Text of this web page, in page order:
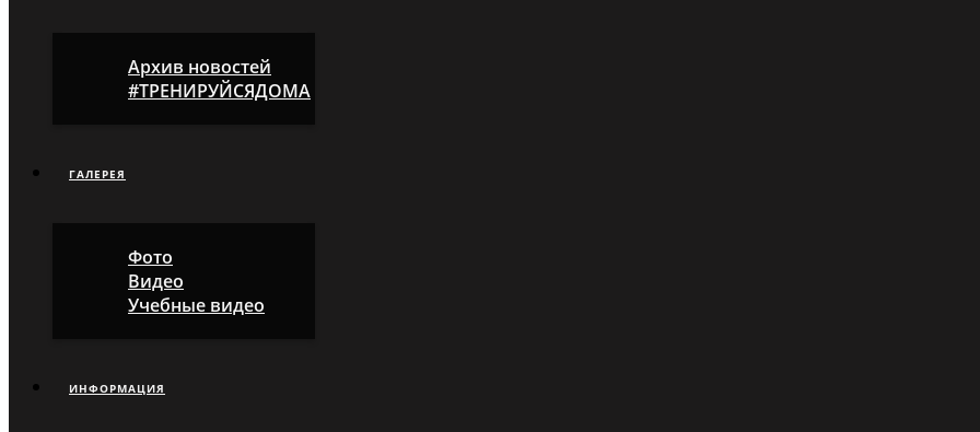
Архив новостей
#ТРЕНИРУЙСЯДОМА
ГАЛЕРЕЯ
Фото
Видео
Учебные видео
ИНФОРМАЦИЯ